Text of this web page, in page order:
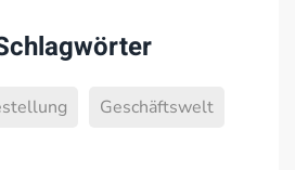
Geschäftswelt